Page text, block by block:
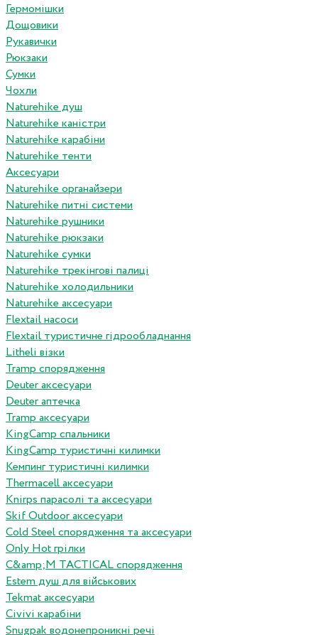
Гермомішки
Дощовики
Рукавички
Рюкзаки
Сумки
Чохли
Naturehike душ
Naturehike каністри
Naturehike карабіни
Naturehike тенти
Аксесуари
Naturehike органайзери
Naturehike питні системи
Naturehike рушники
Naturehike рюкзаки
Naturehike сумки
Naturehike трекінгові палиці
Naturehike холодильники
Naturehike аксесуари
Flextail насоси
Flextail туристичне гідрообладнання
Litheli візки
Tramp спорядження
Deuter аксесуари
Deuter аптечка
Tramp аксесуари
KingCamp спальники
KingCamp туристичні килимки
Кемпинг туристичні килимки
Thermacell аксесуари
Knirps парасолі та аксесуари
Skif Outdoor аксесуари
Cold Steel спорядження та аксесуари
Only Hot грілки
C&amp;M TACTICAL спорядження
Estem душ для військових
Tekmat аксесуари
Сivivi карабіни
Snugpak водонепроникні речі